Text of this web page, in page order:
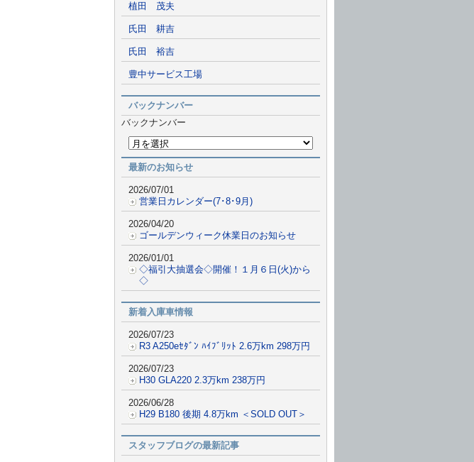
植田 茂夫
氏田 耕吉
氏田 裕吉
豊中サービス工場
バックナンバー
バックナンバー
最新のお知らせ
2026/07/01
営業日カレンダー(7･8･9月)
2026/04/20
ゴールデンウィーク休業日のお知らせ
2026/01/01
◇福引大抽選会◇開催！１月６日(火)から
◇
新着入庫車情報
2026/07/23
R3 A250eｾﾀﾞﾝ ﾊｲﾌﾞﾘｯﾄ 2.6万km 298万円
2026/07/23
H30 GLA220 2.3万km 238万円
2026/06/28
H29 B180 後期 4.8万km ＜SOLD OUT＞
スタッフブログの最新記事